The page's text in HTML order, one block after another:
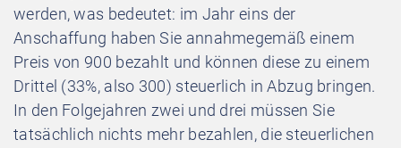
werden, was bedeutet: im Jahr eins der
Anschaffung haben Sie annahmegemäß einem
Preis von 900 bezahlt und können diese zu einem
Drittel (33%, also 300) steuerlich in Abzug bringen.
In den Folgejahren zwei und drei müssen Sie
tatsächlich nichts mehr bezahlen, die steuerlichen